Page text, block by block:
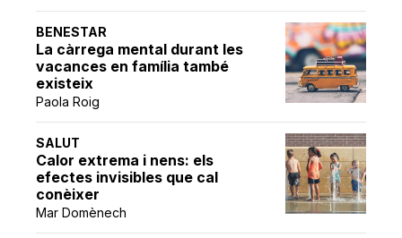
BENESTAR
La càrrega mental durant les
vacances en família també
existeix
Paola Roig
SALUT
Calor extrema i nens: els
efectes invisibles que cal
conèixer
Mar Domènech